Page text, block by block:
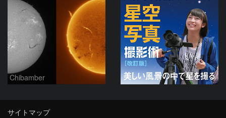
Chibamber
サイトマップ